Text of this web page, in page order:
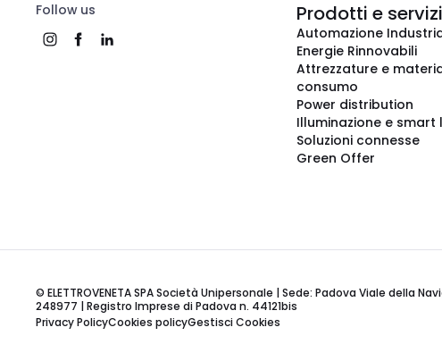
Follow us Prodotti e servizi
Automazione
Energie Rinnovabili
Attrezzature e
consumo
Power distribution
Illuminazione e smart
Soluzioni connesse
Green Offer
© ELETTROVENETA SPA Società Unipersonale | Sede: Padova Viale della
248977 | Registro Imprese di Padova n. 44121bis
Privacy PolicyCookies policyGestisci Cookies